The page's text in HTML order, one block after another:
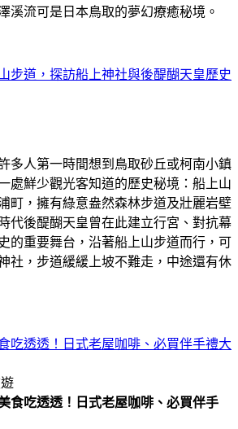
溪流可是日本鳥取的夢幻療癒秘境。
步道，探訪船上神社與後醍醐天皇歷史
多人第一時間想到鳥取砂丘或柯南小鎮
處鮮少觀光客知道的歷史秘境：船上山
町，擁有綠意盎然森林步道及壯麗岩壁
代後醍醐天皇曾在此建立行宮、對抗幕
的重要舞台，沿著船上山步道而行，可
社，步道緩緩上坡不難走，中途還有休
吃透透！日式老屋咖啡、必買伴手禮大